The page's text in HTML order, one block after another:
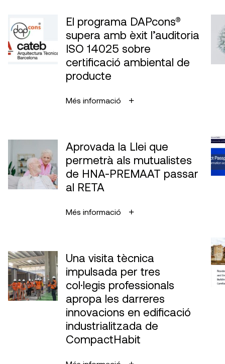
El programa DAPcons®
supera amb èxit l’auditoria
ISO 14025 sobre
certificació ambiental de
producte
Més informació
Aprovada la Llei que
permetrà als mutualistes
de HNA-PREMAAT passar
al RETA
Més informació
Una visita tècnica
impulsada per tres
col·legis professionals
apropa les darreres
innovacions en edificació
industrialitzada de
CompactHabit